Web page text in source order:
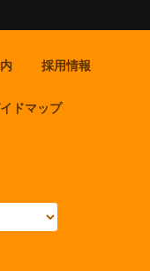
採用情報
ドマップ